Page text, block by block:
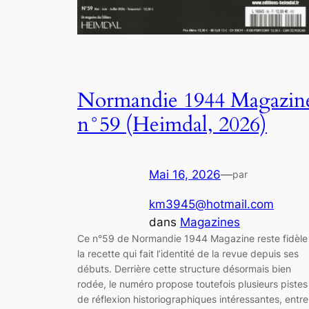
Normandie 1944
n°59 (Heimdal, 2026)
Mai 16, 2026—par
km3945@hotmail.com
dans Magazines
Ce n°59 de Normandie 1944 Magazine reste
la recette qui fait l’identité de la revue depuis ses
débuts. Derrière cette structure désormais bien
rodée, le numéro propose toutefois plusieurs pistes
de réflexion historiographiques intéressantes, entre